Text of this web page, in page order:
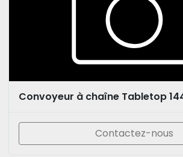
Convoyeur à chaîne Tabletop
Contactez-nous